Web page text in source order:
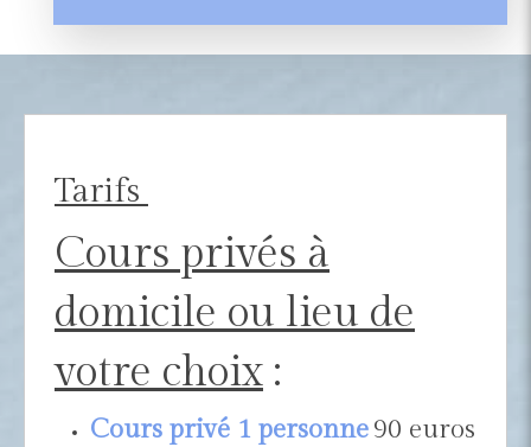
Tarifs
Cours privés à
domicile ou lieu de
votre choix :
Cours privé 1 personne90 euros